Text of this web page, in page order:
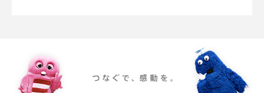
ポケット型Wi-Fiをレンタルするメリットとは？選び方や向いている方の特
徴も紹介